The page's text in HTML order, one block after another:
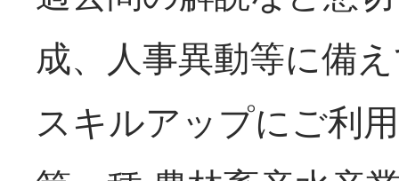
成、人事異動等に備
スキルアップにご利